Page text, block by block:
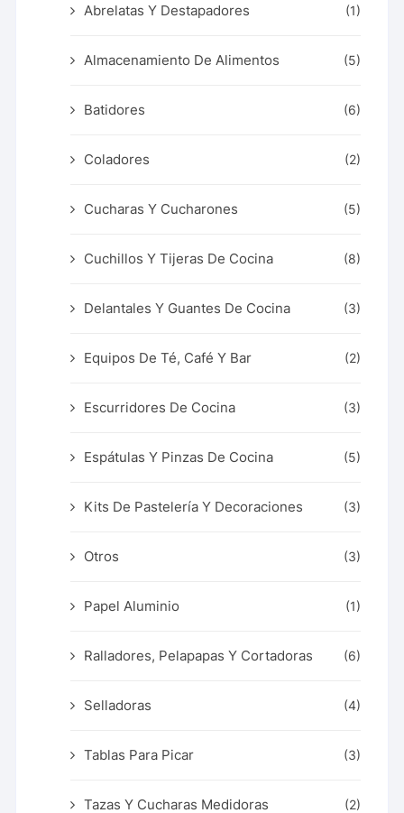
Abrelatas Y Destapadores (1)
Almacenamiento De Alimentos (5)
Batidores (6)
Coladores (2)
Cucharas Y Cucharones (5)
Cuchillos Y Tijeras De Cocina (8)
Delantales Y Guantes De Cocina (3)
Equipos De Té, Café Y Bar (2)
Escurridores De Cocina (3)
Espátulas Y Pinzas De Cocina (5)
Kits De Pastelería Y Decoraciones (3)
Otros (3)
Papel Aluminio (1)
Ralladores, Pelapapas Y Cortadoras (6)
Selladoras (4)
Tablas Para Picar (3)
Tazas Y Cucharas Medidoras (2)